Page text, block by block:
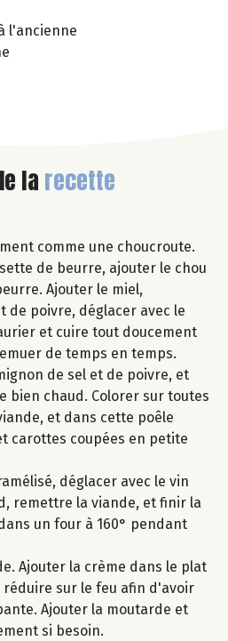
l'ancienne
larecette
comme une choucroute.
de beurre, ajouter le chou
Ajouter le miel,
de poivre, déglacer avec le
et cuire tout doucement
de temps en temps.
de sel et de poivre, et
bien chaud. Colorer sur toutes
et dans cette poêle
carottes coupées en petite
déglacer avec le vin
remettre la viande, et finir la
un four à 160° pendant
Ajouter la crème dans le plat
réduire sur le feu afin d'avoir
Ajouter la moutarde et
si besoin.